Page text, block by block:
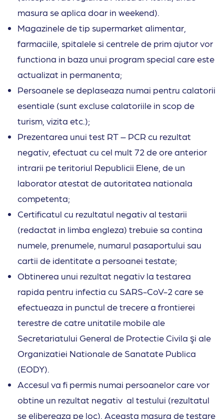
masura se aplica doar in weekend).
Magazinele de tip supermarket alimentar,
farmaciile, spitalele si centrele de prim ajutor vor
functiona in baza unui program special care este
actualizat in permanenta;
Persoanele se deplaseaza numai pentru calatorii
esentiale (sunt excluse calatoriile in scop de
turism, vizita etc.);
Prezentarea unui test RT – PCR cu rezultat
negativ, efectuat cu cel mult 72 de ore anterior
intrarii pe teritoriul Republicii Elene, de un
laborator atestat de autoritatea nationala
competenta;
Certificatul cu rezultatul negativ al testarii
(redactat in limba engleza) trebuie sa contina
numele, prenumele, numarul pasaportului sau
cartii de identitate a persoanei testate;
Obtinerea unui rezultat negativ la testarea
rapida pentru infectia cu SARS-CoV-2 care se
efectueaza in punctul de trecere a frontierei
terestre de catre unitatile mobile ale
Secretariatului General de Protectie Civila şi ale
Organizatiei Nationale de Sanatate Publica
(EODY).
Accesul va fi permis numai persoanelor care vor
obtine un rezultat negativ al testului (rezultatul
se elibereaza pe loc). Aceasta masura de testare